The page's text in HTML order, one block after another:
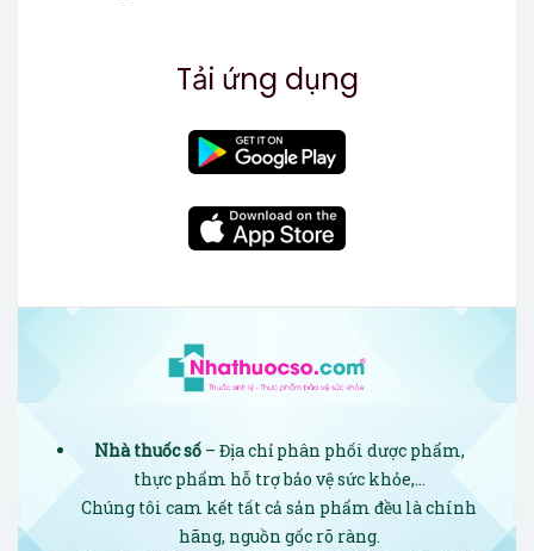
Tải ứng dụng
Nhà thuốc số– Địa chỉ phân phối dược phẩm,
thực phẩm hỗ trợ bảo vệ sức khỏe,…
Chúng tôi cam kết tất cả sản phẩm đều là chính
hãng, nguồn gốc rõ ràng.